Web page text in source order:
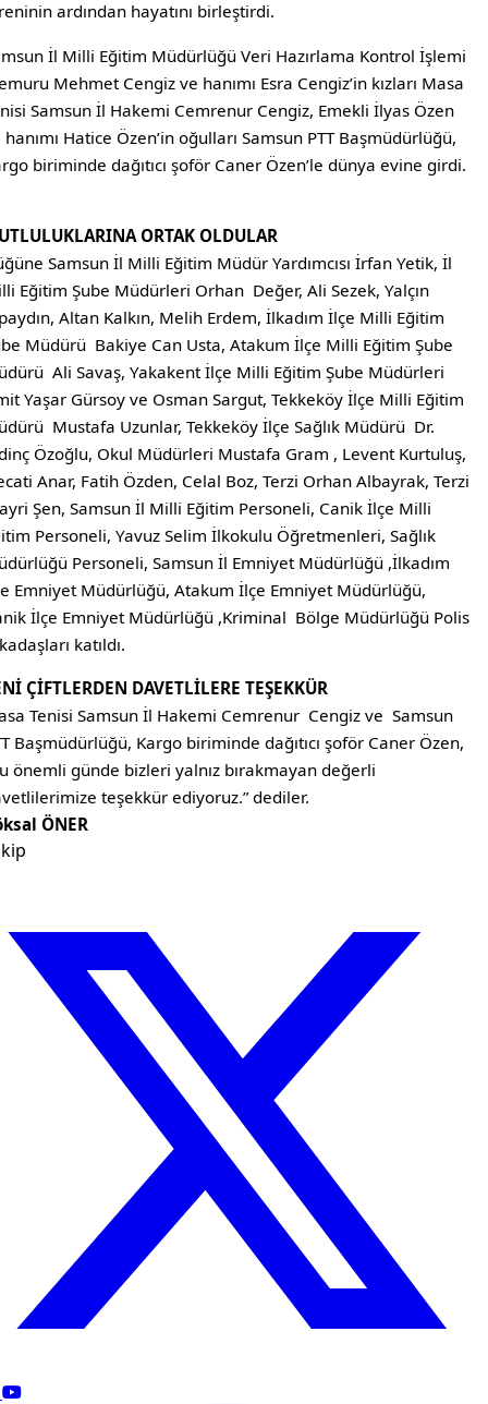
ardından hayatını birleştirdi.
İl Milli Eğitim Müdürlüğü Veri Hazırlama Kontrol İşlemi
Mehmet Cengiz ve hanımı Esra Cengiz’in kızları Masa
Samsun İl Hakemi Cemrenur Cengiz, Emekli İlyas Özen
hanımı Hatice Özen’in oğulları Samsun PTT Başmüdürlüğü,
biriminde dağıtıcı şoför Caner Özen’le dünya evine girdi.
ORTAK OLDULAR
Samsun İl Milli Eğitim Müdür Yardımcısı İrfan Yetik, İl
Eğitim Şube Müdürleri Orhan Değer, Ali Sezek, Yalçın
Altan Kalkın, Melih Erdem, İlkadım İlçe Milli Eğitim
Müdürü Bakiye Can Usta, Atakum İlçe Milli Eğitim Şube
Ali Savaş, Yakakent İlçe Milli Eğitim Şube Müdürleri
Yaşar Gürsoy ve Osman Sargut, Tekkeköy İlçe Milli Eğitim
Mustafa Uzunlar, Tekkeköy İlçe Sağlık Müdürü Dr.
Özoğlu, Okul Müdürleri Mustafa Gram , Levent Kurtuluş,
Anar, Fatih Özden, Celal Boz, Terzi Orhan Albayrak, Terzi
Şen, Samsun İl Milli Eğitim Personeli, Canik İlçe Milli
Personeli, Yavuz Selim İlkokulu Öğretmenleri, Sağlık
Personeli, Samsun İl Emniyet Müdürlüğü ,İlkadım
Emniyet Müdürlüğü, Atakum İlçe Emniyet Müdürlüğü,
İlçe Emniyet Müdürlüğü ,Kriminal Bölge Müdürlüğü Polis
katıldı.
ÇİFTLERDEN DAVETLİLERE TEŞEKKÜR
Tenisi Samsun İl Hakemi Cemrenur Cengiz ve Samsun
Başmüdürlüğü, Kargo biriminde dağıtıcı şoför Caner Özen,
önemli günde bizleri yalnız bırakmayan değerli
teşekkür ediyoruz.” dediler.
ÖNER